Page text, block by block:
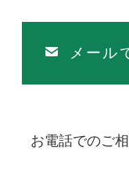
（注1）当社並びに当社
・インテリア・エクス
・アフターメンテナン
・建設業、宅地建物取
・その他、上記に附帯す
メール
お電話でのご